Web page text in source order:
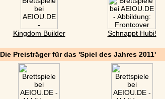
Kingdom Builder Schnappt Hubi!
Die Preisträger für das 'Spiel des Jahres 2011'